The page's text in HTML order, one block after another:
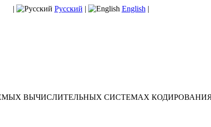
| Русский | English |
ВЫЧИСЛИТЕЛЬНЫХ СИСТЕМАХ